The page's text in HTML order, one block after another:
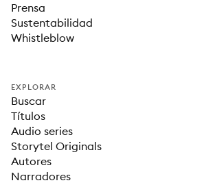
Prensa
Sustentabilidad
Whistleblow
EXPLORAR
Buscar
Títulos
Audio series
Storytel Originals
Autores
Narradores